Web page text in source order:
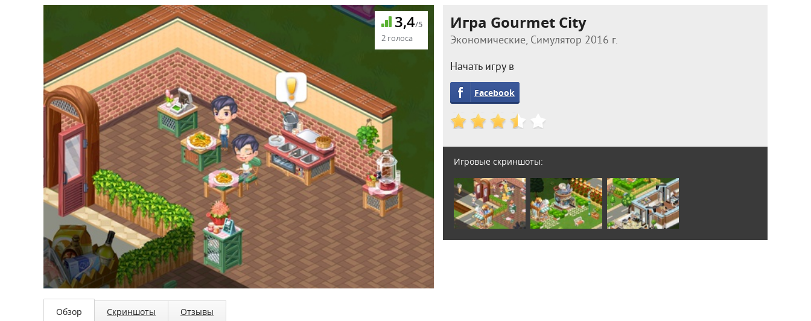
3,4/5
2 голоса
Игра Gourmet City
Экономические, Симулятор 2016 г.
Начать игру в
Facebook
Игровые скриншоты:
Обзор Скриншоты Отзывы